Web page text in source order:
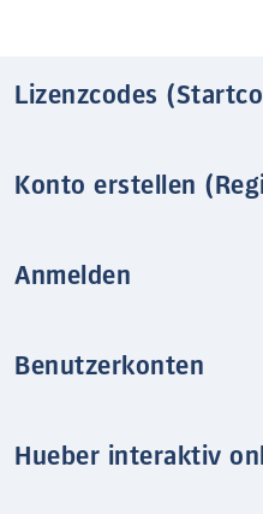
Lizenzcodes
Konto erstellen
Anmelden
Benutzerkonten
Hueber interaktiv